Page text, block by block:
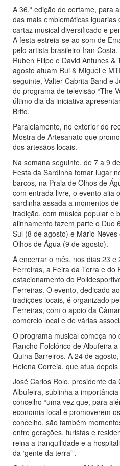
A 36.ª edição do certame, para
das mais emblemáticas
cartaz musical diversificado e
A festa estreia-se ao som de
pelo artista brasileiro Iran
Ruben Filipe e David Antunes &
agosto atuam Rui & Miguel e
seguinte, Valter Cabrita Band e
do programa de televisão “The
último dia da iniciativa
Brito.
Paralelamente, no exterior do
Mostra de Artesanato que
dos artesãos locais.
Na semana seguinte, de 7 a 9
Festa da Sardinha tomar lugar
barcos, na Praia de Olhos de
com entrada livre, o evento alia
sardinha assada a momentos
tradição, com música popular e
alinhamento fazem parte o Duo
Sul (8 de agosto) e Mário
Olhos de Água (9 de agosto).
A encerrar o mês, nos dias 23
Ferreiras, a Feira da Terra e do
estacionamento do
Ferreiras. O evento, dedicado
tradições locais, é organizado
Ferreiras, com o apoio da
comércio local e de várias
O programa musical começa no
Rancho Folclórico de Albufeira
Quina Barreiros. A 24 de
Helena Correia, que atua
José Carlos Rolo, presidente da
Albufeira, sublinha a
concelho “uma vez que, para
economia local e promoverem
concelho, são também
entre gerações, turistas e
reina a tranquilidade e a
da ‘gente da terra’”.